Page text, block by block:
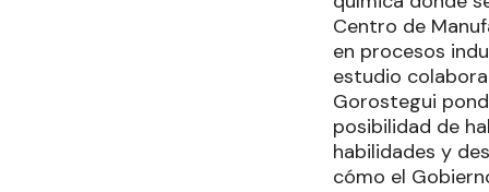
Centro de
en procesos
estudio
Gorostegui
posibilidad de
habilidades y
cómo el